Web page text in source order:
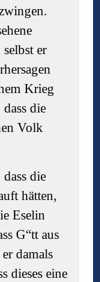
er
Krieg
die
Volk
die
hätten,
Eselin
G“tt aus
damals
dieses eine